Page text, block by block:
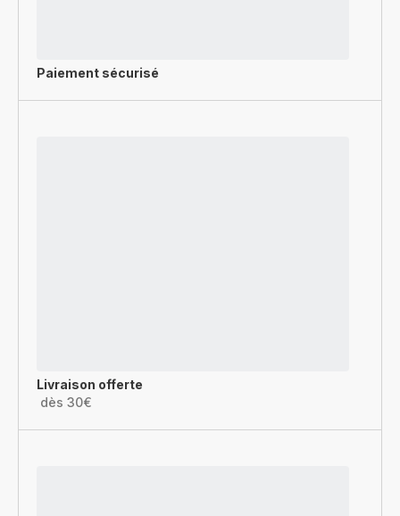
Paiement sécurisé
Livraison offerte
dès 30€